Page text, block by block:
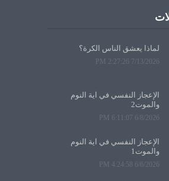
لماذا يعشق الناس الكرة؟
7/13/2026 2:27:26 PM
الإعجاز النفسي في آية النوم
والموت2
6/8/2026 6:11:07 PM
الإعجاز النفسي في آية النوم
والموت1
6/6/2026 4:24:58 PM